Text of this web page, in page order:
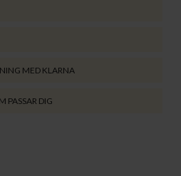
MED KLARNA
PASSAR DIG